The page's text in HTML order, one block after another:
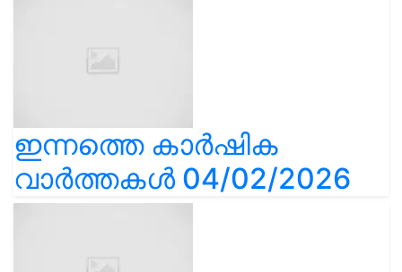
ഇന്നത്തെ കാർഷിക
വാർത്തകൾ 04/02/2026